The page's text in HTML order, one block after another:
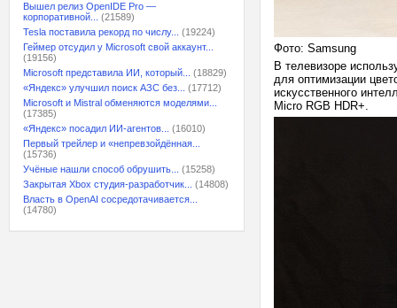
Вышел релиз OpenIDE Pro —
корпоративной...
(21589)
Tesla поставила рекорд по числу...
(19224)
Геймер отсудил у Microsoft свой аккаунт...
(19156)
Microsoft представила ИИ, который...
(18829)
«Яндекс» улучшил поиск АЗС без...
(17712)
Microsoft и Mistral обменяются моделями...
(17385)
«Яндекс» посадил ИИ-агентов...
(16010)
Первый трейлер и «непревзойдённая...
(15736)
Учёные нашли способ обрушить...
(15258)
Закрытая Xbox студия-разработчик...
(14808)
Власть в OpenAI сосредотачивается...
(14780)
Фото: Samsung
В телевизоре
для оптимизации
искусственного
Micro RGB HDR+.